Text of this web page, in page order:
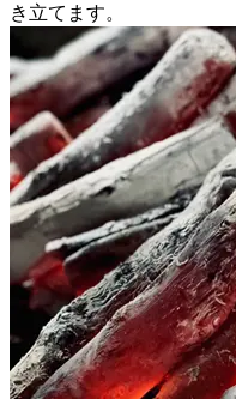
き立てます。